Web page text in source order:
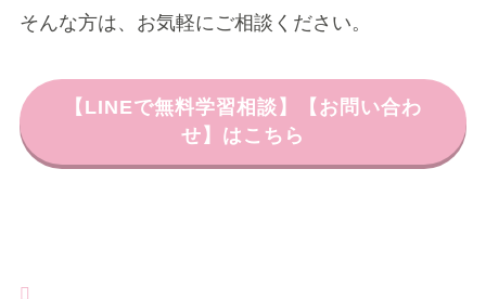
そんな方は、お気軽にご相談ください。
【LINEで無料学習相談】【お問い合わ
せ】はこちら